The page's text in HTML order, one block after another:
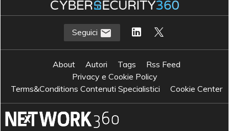
Seguici
About Autori Tags
Rss Feed
Privacy e Cookie Policy
Terms&Conditions Contenuti Specialistici
Cookie Center